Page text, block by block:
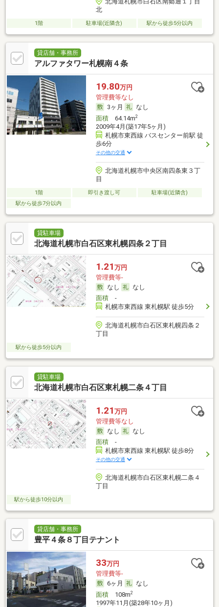
北
1階 駐車場(近隣含) 駅から徒歩5分以内
貸店舗・事務所
アルファタワー札幌南４条
19.80万円
管理費等なし
3ヶ月
なし
面積64.14m2
2009年4月(築17年5ヶ月)
札幌市東西線 バスセンター前駅 徒
歩6分
その他の交通
北海道札幌市中央区南四条東３丁
目
1階 即引き渡し可
駐車場(近隣含)
駅から徒歩7分以内
貸駐車場
北海道札幌市白石区東札幌四条２丁目
1.21 万円
管理費等-
なし
なし
面積-
札幌市東西線 東札幌駅 徒歩5分
北海道札幌市白石区東札幌四条２
丁目
駅から徒歩5分以内
貸駐車場
北海道札幌市白石区東札幌二条４丁目
1.21 万円
管理費等なし
なし
なし
面積-
札幌市東西線 東札幌駅 徒歩8分
その他の交通
北海道札幌市白石区東札幌二条４
丁目
駅から徒歩10分以内
貸店舗・事務所
豊平４条８丁目テナント
33万円
管理費等-
6ヶ月
なし
面積108m2
1997年11月(築28年10ヶ月)